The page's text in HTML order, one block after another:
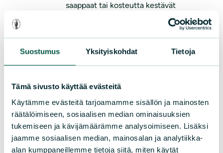
Suostumus Yksityiskohdat Tietoja
Tämä sivusto käyttää evästeitä
Käytämme evästeitä tarjoamamme sisällön ja mainosten
räätälöimiseen, sosiaalisen median ominaisuuksien
tukemiseen ja kävijämäärämme analysoimiseen. Lisäksi
jaamme sosiaalisen median, mainosalan ja analytiikka-
alan kumppaneillemme tietoja siitä, miten käytät
saappaat tai kosteutta kestävät
retkijakkara, jos se on helposti
kuljetettava
Tapahtumavakuutus
Retkeläiset on vakuutettuSuomen
luonnonsuojeluliiton